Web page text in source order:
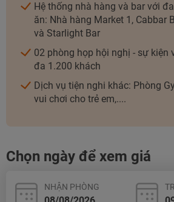
Hệ thống nhà hàng và bar với
ăn: Nhà hàng Market 1, Cabbar
và Starlight Bar
02 phòng họp hội nghị - sự kiện
đa 1.200 khách
Dịch vụ tiện nghi khác: Phòng
vui chơi cho trẻ em,....
Chọn ngày để xem giá
NHẬN PHÒNG
TƯ VẤN NGAY
NHẬN